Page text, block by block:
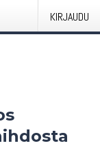
KIRJAUDU